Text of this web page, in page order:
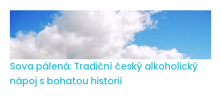
Sova pálená: Tradiční český alkoholický
nápoj s bohatou historií